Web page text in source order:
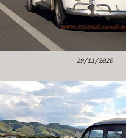
29/11/2020